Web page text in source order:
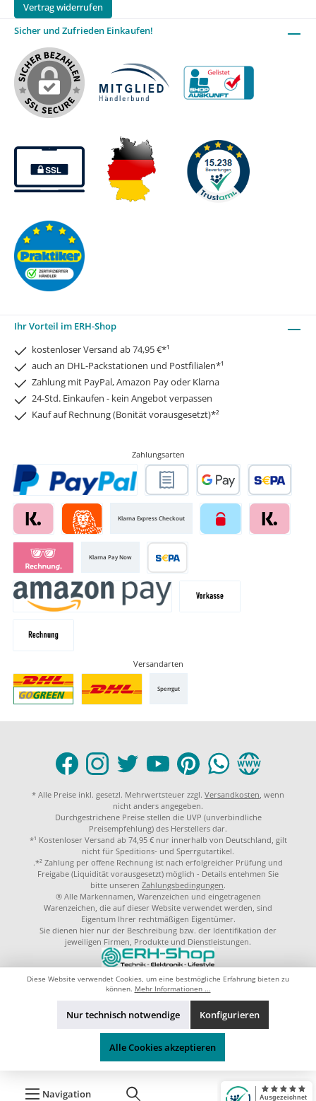
Navigation
Vertrag widerrufen
Sicher und Zufrieden Einkaufen!
Ihr Vorteil im ERH-Shop
kostenloser Versand ab 74,95 €*¹
auch an DHL-Packstationen und Postfilialen*¹
Zahlung mit PayPal, Amazon Pay oder Klarna
24-Std. Einkaufen - kein Angebot verpassen
Kauf auf Rechnung (Bonität vorausgesetzt)*²
Zahlungsarten
Klarna Express Checkout
Klarna Pay Now
Versandarten
Sperrgut
* Alle Preise inkl. gesetzl. Mehrwertsteuer zzgl. Versandkosten, wenn
nicht anders angegeben.
Durchgestrichene Preise stellen die UVP (unverbindliche
Preisempfehlung) des Herstellers dar.
*¹ Kostenloser Versand ab 74,95 € nur innerhalb von Deutschland, gilt
nicht für Speditions- und Sperrgutartikel.
.*² Zahlung per offene Rechnung ist nach erfolgreicher Prüfung und
Freigabe (Liquidität vorausgesetzt) möglich - Details entehmen Sie
bitte unseren Zahlungsbedingungen.
® Alle Markennamen, Warenzeichen und eingetragenen
Warenzeichen, die auf dieser Website verwendet werden, sind
Eigentum Ihrer rechtmäßigen Eigentümer.
Sie dienen hier nur der Beschreibung bzw. der Identifikation der
jeweiligen Firmen, Produkte und Dienstleistungen.
Diese Website verwendet Cookies, um eine bestmögliche Erfahrung bieten zu
können. Mehr Informationen ...
Nur technisch notwendige Konfigurieren
Alle Cookies akzeptieren